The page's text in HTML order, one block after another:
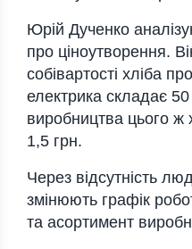
Юрій Дученко
про ціноутворення.
собівартості хліба
електрика складає 50
виробництва цього ж
1,5 грн.
Через відсутність
змінюють графік
та асортимент